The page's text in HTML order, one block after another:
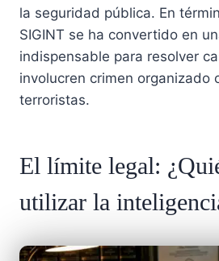
la seguridad pública. En
SIGINT se ha convertido en
indispensable para resolver
involucren crimen organizado
terroristas.
El límite legal:
utilizar la